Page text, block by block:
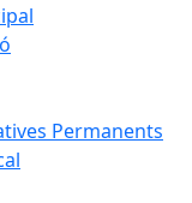
Permanents